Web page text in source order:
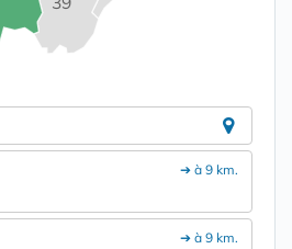
➔ à 9 km.
➔ à 9 km.